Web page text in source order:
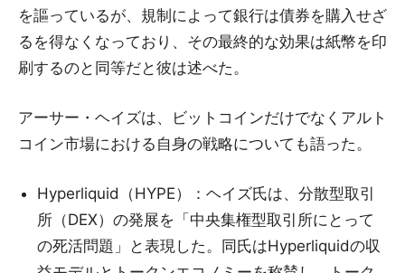
を謳っているが、規制によって銀行は債券を購入せざ
るを得なくなっており、その最終的な効果は紙幣を印
刷するのと同等だと彼は述べた。
アーサー・ヘイズは、ビットコインだけでなくアルト
コイン市場における自身の戦略についても語った。
Hyperliquid（HYPE）：ヘイズ氏は、分散型取引
所（DEX）の発展を「中央集権型取引所にとって
の死活問題」と表現した。同氏はHyperliquidの収